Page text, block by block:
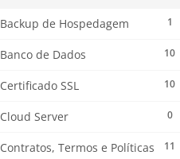
1
Backup de Hospedagem
10
Banco de Dados
10
Certificado SSL
0
Cloud Server
11
Contratos, Termos e Políticas